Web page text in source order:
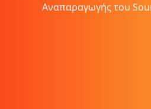
Αναπαραγωγής του